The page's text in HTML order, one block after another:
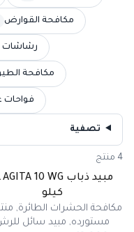
مكافحة القوارض
رشاشات
مكافحة
فواحات
تصفية
4 منتج
كيلو
مكافحة الحشرات الطائرة,
مستورده, مبيد سائل